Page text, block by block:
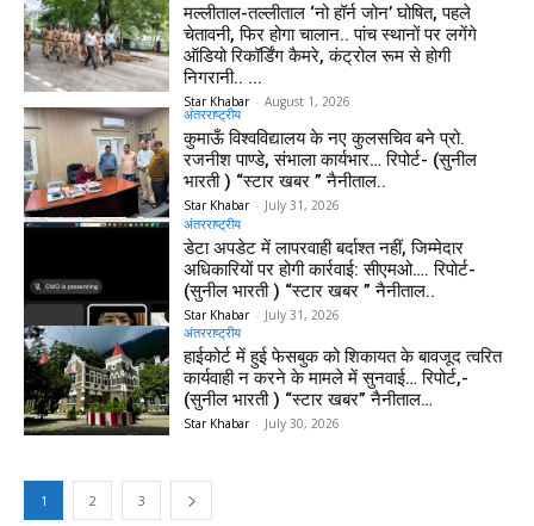
मल्लीताल-तल्लीताल ‘नो हॉर्न जोन’ घोषित, पहले
चेतावनी, फिर होगा चालान.. पांच स्थानों पर लगेंगे
ऑडियो रिकॉर्डिंग कैमरे, कंट्रोल रूम से होगी
निगरानी.. ...
Star Khabar - August 1, 2026
अंतरराष्ट्रीय
कुमाऊँ विश्वविद्यालय के नए कुलसचिव बने प्रो.
रजनीश पाण्डे, संभाला कार्यभार… रिपोर्ट- (सुनील
भारती ) “स्टार खबर ” नैनीताल..
Star Khabar - July 31, 2026
अंतरराष्ट्रीय
डेटा अपडेट में लापरवाही बर्दाश्त नहीं, जिम्मेदार
अधिकारियों पर होगी कार्रवाई: सीएमओ…. रिपोर्ट-
(सुनील भारती ) “स्टार खबर ” नैनीताल..
Star Khabar - July 31, 2026
अंतरराष्ट्रीय
हाईकोर्ट में हुई फेसबुक को शिकायत के बावजूद त्वरित
कार्यवाही न करने के मामले में सुनवाई… रिपोर्ट,-
(सुनील भारती ) “स्टार खबर” नैनीताल…
Star Khabar - July 30, 2026
1 2 3